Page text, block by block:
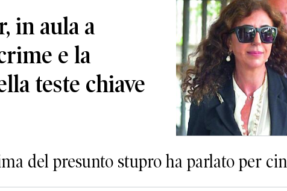
in aula a
e la
teste chiave
del presunto stupro ha parlato per